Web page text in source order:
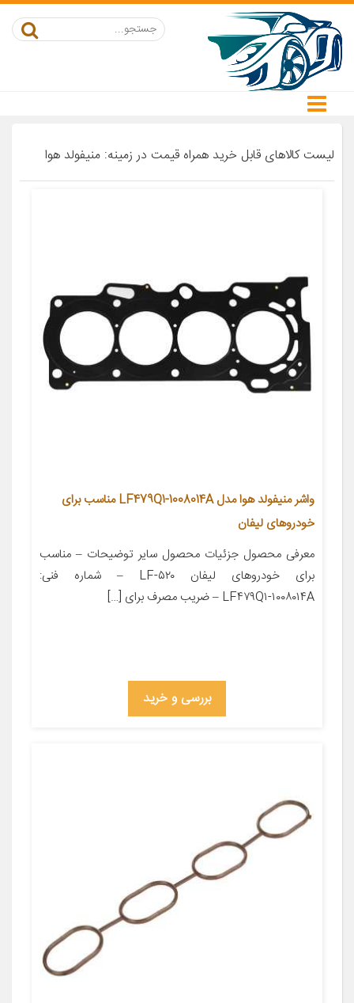
لیست کالاهای قابل خرید همراه قیمت در زمینه: منیفولد هوا
واشر منیفولد هوا مدل LF479Q1-1008014A مناسب برای
خودروهای لیفان
معرفی محصول جزئیات محصول سایر توضیحات – مناسب
برای خودروهای لیفان LF-۵۲۰ – شماره فنی:
LF۴۷۹Q۱-۱۰۰۸۰۱۴A – ضریب مصرف برای […]
بررسی و خرید